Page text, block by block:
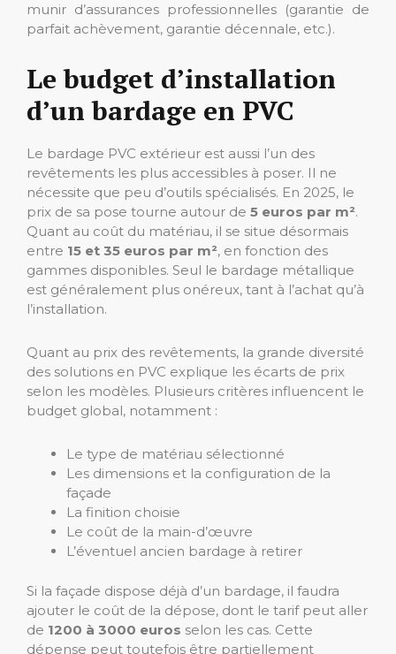
munir d’assurances professionnelles (garantie de
parfait achèvement, garantie décennale, etc.).
Le budget d’installation
d’un bardage en PVC
Le bardage PVC extérieur est aussi l’un des
revêtements les plus accessibles à poser. Il ne
nécessite que peu d’outils spécialisés. En 2025, le
prix de sa pose tourne autour de 5 euros par m².
Quant au coût du matériau, il se situe désormais
entre 15 et 35 euros par m², en fonction des
gammes disponibles. Seul le bardage métallique
est généralement plus onéreux, tant à l’achat qu’à
l’installation.
Quant au prix des revêtements, la grande diversité
des solutions en PVC explique les écarts de prix
selon les modèles. Plusieurs critères influencent le
budget global, notamment :
Le type de matériau sélectionné
Les dimensions et la configuration de la
façade
La finition choisie
Le coût de la main-d’œuvre
L’éventuel ancien bardage à retirer
Si la façade dispose déjà d’un bardage, il faudra
ajouter le coût de la dépose, dont le tarif peut aller
de 1200 à 3000 euros selon les cas. Cette
dépense peut toutefois être partiellement